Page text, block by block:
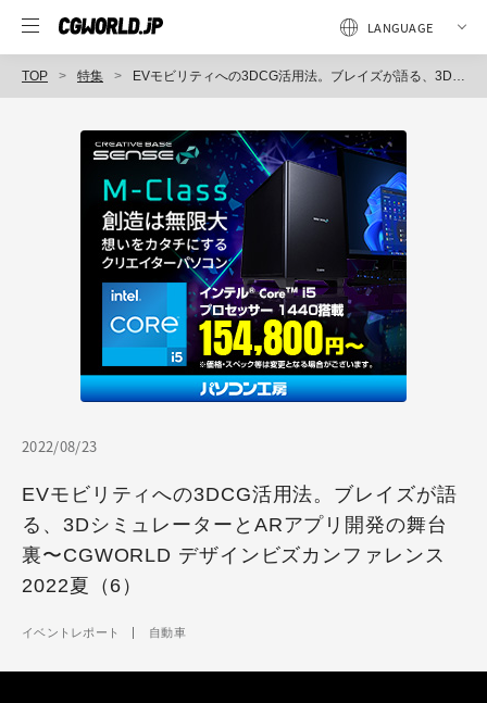
TOP 特集 EVモビリティへの3DCG活用法。ブレイズが語る、3DシミュレーターとARアプリ開発の舞台裏〜CGWORLD デザインビズカンファレンス 2022夏（6）
2022/08/23
EVモビリティへの3DCG活用法。ブレイズが語
る、3DシミュレーターとARアプリ開発の舞台
裏〜CGWORLD デザインビズカンファレンス
2022夏（6）
イベントレポート 自動車